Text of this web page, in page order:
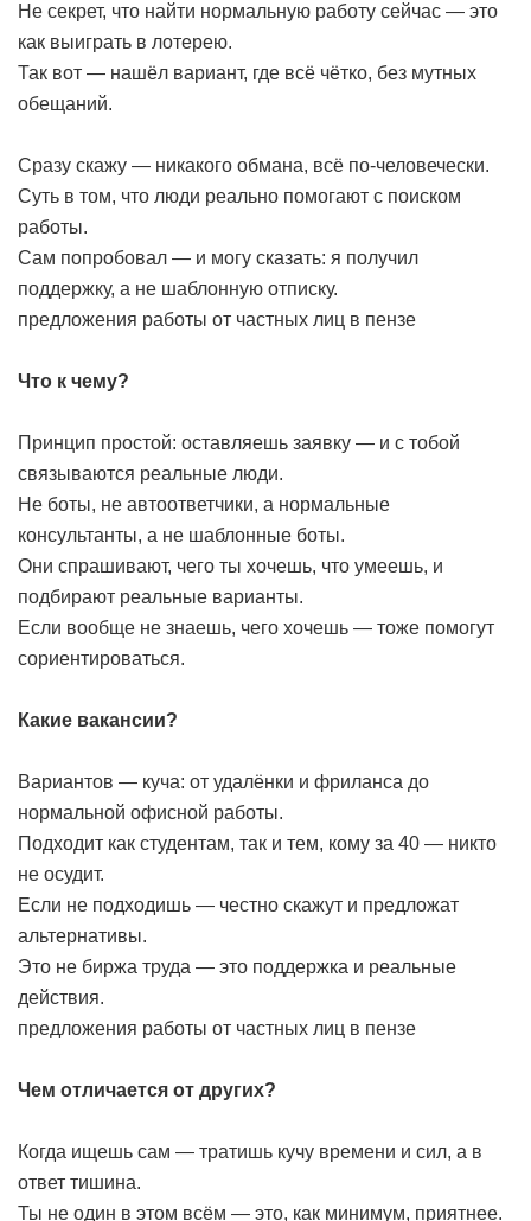
Не секрет, что найти нормальную работу сейчас — это
как выиграть в лотерею.
Так вот — нашёл вариант, где всё чётко, без мутных
обещаний.
Сразу скажу — никакого обмана, всё по-человечески.
Суть в том, что люди реально помогают с поиском
работы.
Сам попробовал — и могу сказать: я получил
поддержку, а не шаблонную отписку.
предложения работы от частных лиц в пензе
Что к чему?
Принцип простой: оставляешь заявку — и с тобой
связываются реальные люди.
Не боты, не автоответчики, а нормальные
консультанты, а не шаблонные боты.
Они спрашивают, чего ты хочешь, что умеешь, и
подбирают реальные варианты.
Если вообще не знаешь, чего хочешь — тоже помогут
сориентироваться.
Какие вакансии?
Вариантов — куча: от удалёнки и фриланса до
нормальной офисной работы.
Подходит как студентам, так и тем, кому за 40 — никто
не осудит.
Если не подходишь — честно скажут и предложат
альтернативы.
Это не биржа труда — это поддержка и реальные
действия.
предложения работы от частных лиц в пензе
Чем отличается от других?
Когда ищешь сам — тратишь кучу времени и сил, а в
ответ тишина.
Ты не один в этом всём — это, как минимум, приятнее.